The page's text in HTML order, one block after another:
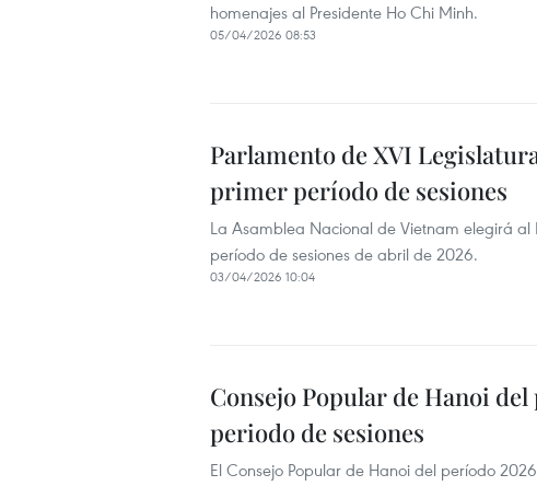
homenajes al Presidente Ho Chi Minh.
05/04/2026 08:53
Parlamento de XVI
primer período de sesiones
La Asamblea Nacional de Vietnam elegirá al
período de sesiones de abril de 2026.
03/04/2026 10:04
Consejo Popular de Hanoi
periodo de sesiones
El Consejo Popular de Hanoi del período